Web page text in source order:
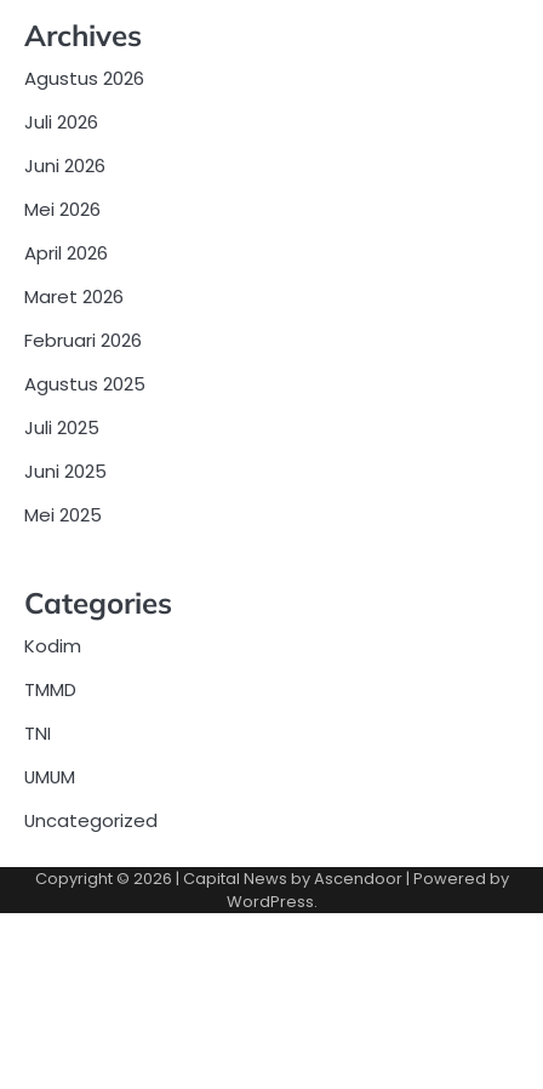
Archives
Agustus 2026
Juli 2026
Juni 2026
Mei 2026
April 2026
Maret 2026
Februari 2026
Agustus 2025
Juli 2025
Juni 2025
Mei 2025
Categories
Kodim
TMMD
TNI
UMUM
Uncategorized
Copyright © 2026 | Capital News byAscendoor| Powered by
WordPress.